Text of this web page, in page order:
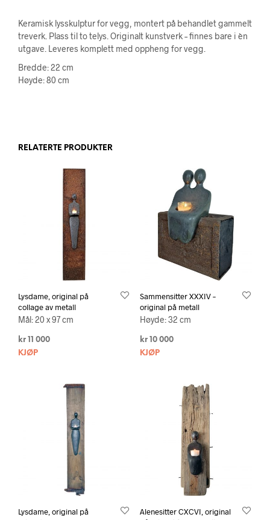
Keramisk lysskulptur for vegg, montert på behandlet gammelt
treverk. Plass til to telys. Originalt kunstverk – finnes bare i èn
utgave. Leveres komplett med oppheng for vegg.
Bredde: 22 cm
Høyde: 80 cm
RELATERTE PRODUKTER
Lysdame, original på
collage av metall
Mål: 20 x 97 cm
kr 11 000
KJØP
Sammensitter XXXIV –
original på metall
Høyde: 32 cm
kr10 000
KJØP
Lysdame, original på
Alenesitter CXCVI, original